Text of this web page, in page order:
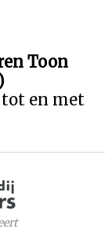
Toon
en met